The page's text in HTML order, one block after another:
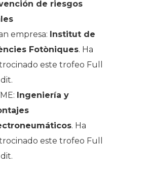
de riesgos
empresa: Institut de
Fotòniques. Ha
este trofeo Full
Ingeniería y
. Ha
este trofeo Full